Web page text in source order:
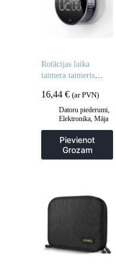
Rotācijas laika
taimera taimeris
16,44 € (ar PVN)
Datoru piederumi
Elektronika Māja
Pievienot
Grozam